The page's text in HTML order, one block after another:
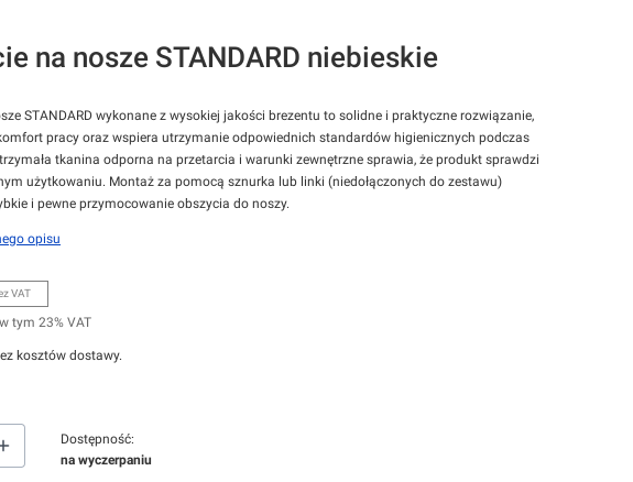
na nosze STANDARD niebieskie
STANDARD wykonane z wysokiej jakości brezentu to solidne i praktyczne rozwiązanie,
pracy oraz wspiera utrzymanie odpowiednich standardów higienicznych podczas
tkanina odporna na przetarcia i warunki zewnętrzne sprawia, że produkt sprawdzi
użytkowaniu. Montaż za pomocą sznurka lub linki (niedołączonych do zestawu)
i pewne przymocowanie obszycia do noszy.
opisu
VAT
tym 23% VAT
w tym 23% VAT
kosztów dostawy.
Dostępność:
na wyczerpaniu